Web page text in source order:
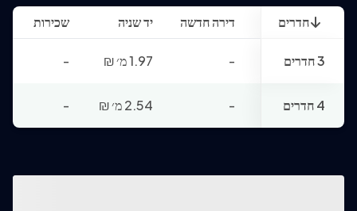
חדרים דירה חדשה יד שניה שכירות
3 חדרים - 1.97 מ׳ ₪
-
4 חדרים - 2.54 מ׳ ₪
-